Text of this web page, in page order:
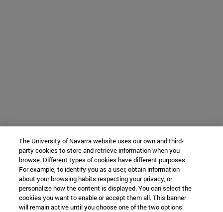
The University of Navarra website uses our own and third-
party cookies to store and retrieve information when you
browse. Different types of cookies have different purposes.
For example, to identify you as a user, obtain information
about your browsing habits respecting your privacy, or
personalize how the content is displayed. You can select the
cookies you want to enable or accept them all. This banner
will remain active until you choose one of the two options.